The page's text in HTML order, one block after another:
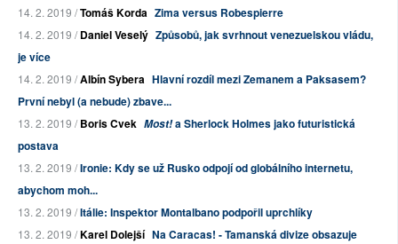
14. 2. 2019 /Tomáš Korda Zima versus Robespierre
14. 2. 2019 /Daniel Veselý Způsobů, jak svrhnout venezuelskou vládu,
je více
14. 2. 2019 /Albín Sybera Hlavní rozdíl mezi Zemanem a Paksasem?
První nebyl (a nebude) zbave...
13. 2. 2019 /Boris Cvek Most!a Sherlock Holmes jako futuristická
postava
13. 2. 2019 /Ironie: Kdy se už Rusko odpojí od globálního internetu,
abychom moh...
13. 2. 2019 /Itálie: Inspektor Montalbano podpořil uprchlíky
13. 2. 2019 /Karel Dolejší Na Caracas! - Tamanská divize obsazuje